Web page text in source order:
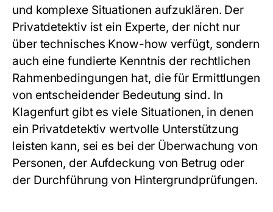
und komplexe Situationen aufzuklären. Der
Privatdetektiv ist ein Experte, der nicht nur
über technisches Know-how verfügt, sondern
auch eine fundierte Kenntnis der rechtlichen
Rahmenbedingungen hat, die für Ermittlungen
von entscheidender Bedeutung sind. In
Klagenfurt gibt es viele Situationen, in denen
ein Privatdetektiv wertvolle Unterstützung
leisten kann, sei es bei der Überwachung von
Personen, der Aufdeckung von Betrug oder
der Durchführung von Hintergrundprüfungen.